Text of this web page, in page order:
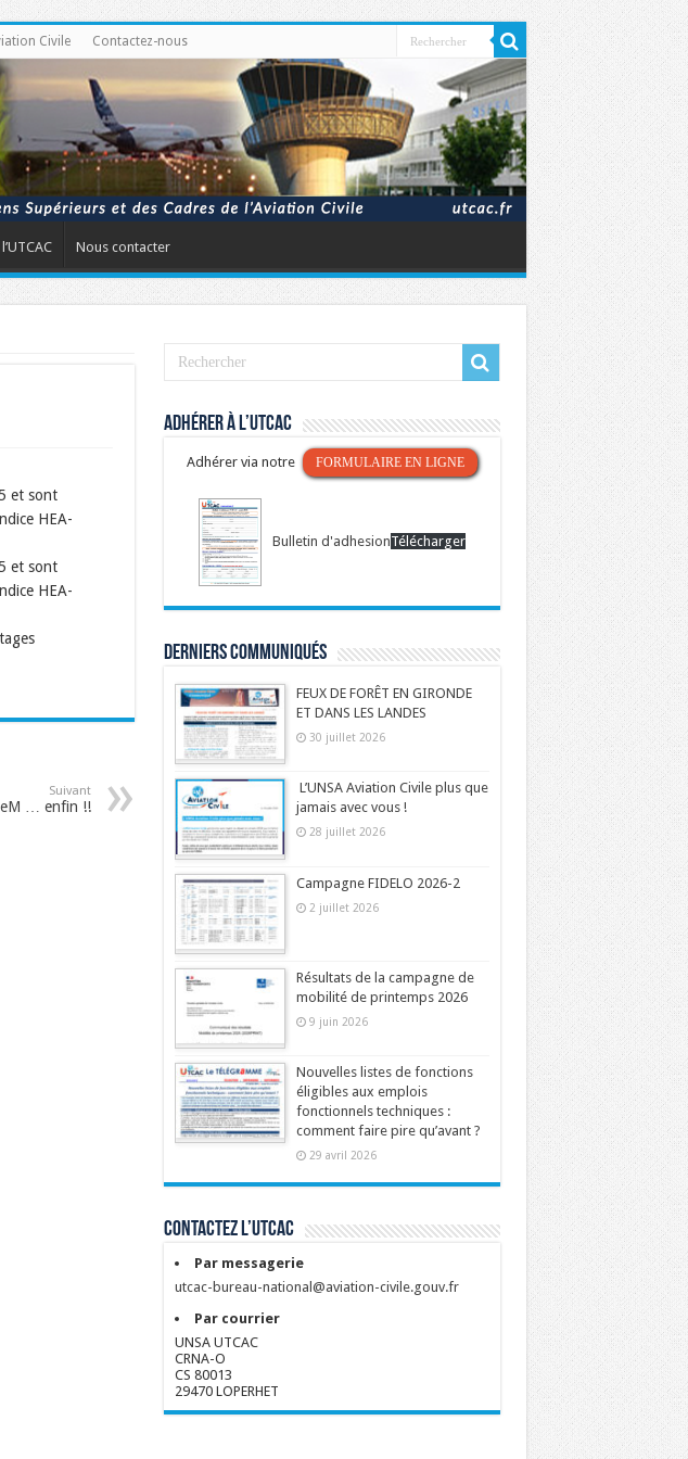
Civile Contactez-nous
Nous contacter
et sont
HEA-
et sont
HEA-
Suivant
… enfin !!
Adhérer à l’UTCAC
Adhérer via notre FORMULAIRE EN LIGNE
Bulletin d'adhesionTélécharger
Derniers communiqués
FEUX DE FORÊT EN GIRONDE
ET DANS LES LANDES
30 juillet 2026
L’UNSA Aviation Civile plus que
jamais avec vous !
28 juillet 2026
Campagne FIDELO 2026-2
2 juillet 2026
Résultats de la campagne de
mobilité de printemps 2026
9 juin 2026
Nouvelles listes de fonctions
éligibles aux emplois
fonctionnels techniques :
comment faire pire qu’avant ?
29 avril 2026
Contactez l’UTCAC
Par messagerie
utcac-bureau-national@aviation-civile.gouv.fr
Par courrier
UNSA UTCAC
CRNA-O
CS 80013
29470 LOPERHET